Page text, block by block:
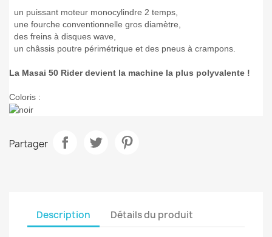
un puissant moteur monocylindre 2 temps,
une fourche conventionnelle gros diamètre,
des freins à disques wave,
un châssis poutre périmétrique et des pneus à crampons.
La Masai 50 Rider devient la machine la plus polyvalente !
Coloris :
Partager
Description Détails du produit